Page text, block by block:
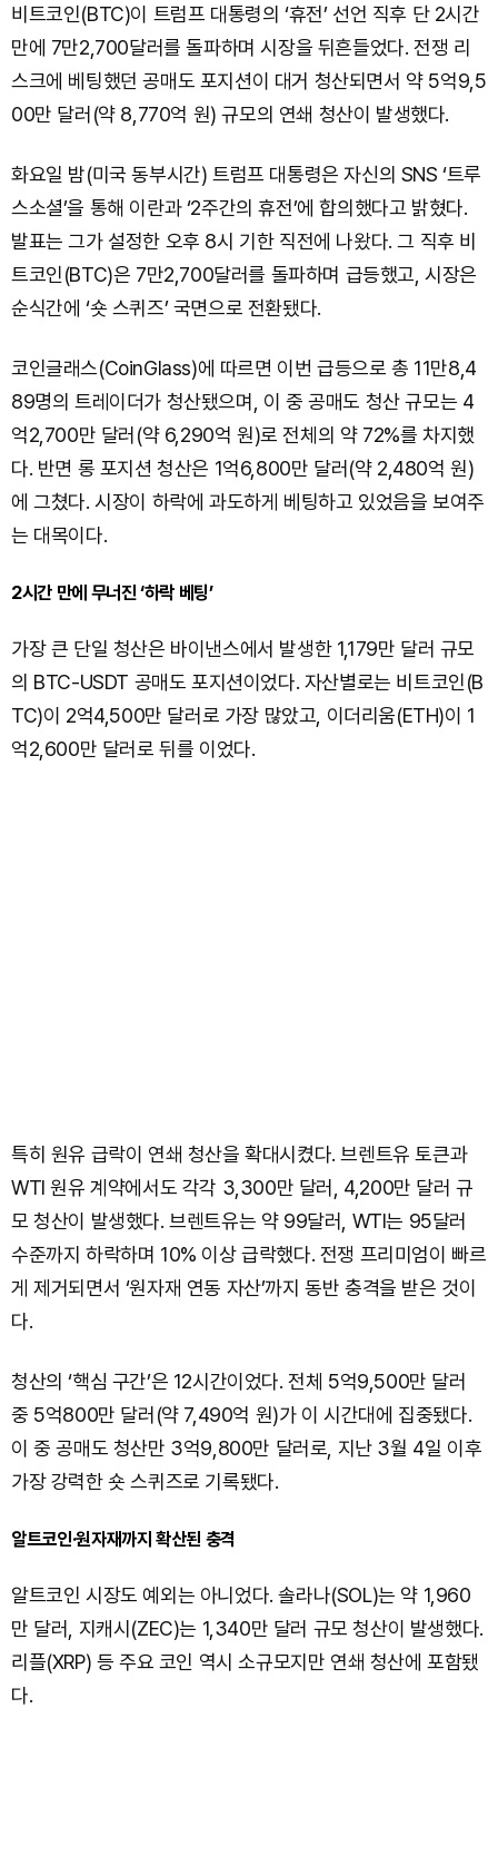
비트코인(BTC)이 트럼프 대통령의 ‘휴전’ 선언 직후 단 2시간
만에 7만2,700달러를 돌파하며 시장을 뒤흔들었다. 전쟁 리
스크에 베팅했던 공매도 포지션이 대거 청산되면서 약 5억9,5
00만 달러(약 8,770억 원) 규모의 연쇄 청산이 발생했다.
화요일 밤(미국 동부시간) 트럼프 대통령은 자신의 SNS ‘트루
스소셜’을 통해 이란과 ‘2주간의 휴전’에 합의했다고 밝혔다.
발표는 그가 설정한 오후 8시 기한 직전에 나왔다. 그 직후 비
트코인(BTC)은 7만2,700달러를 돌파하며 급등했고, 시장은
순식간에 ‘숏 스퀴즈’ 국면으로 전환됐다.
코인글래스(CoinGlass)에 따르면 이번 급등으로 총 11만8,4
89명의 트레이더가 청산됐으며, 이 중 공매도 청산 규모는 4
억2,700만 달러(약 6,290억 원)로 전체의 약 72%를 차지했
다. 반면 롱 포지션 청산은 1억6,800만 달러(약 2,480억 원)
에 그쳤다. 시장이 하락에 과도하게 베팅하고 있었음을 보여주
는 대목이다.
2시간 만에 무너진 ‘하락 베팅’
가장 큰 단일 청산은 바이낸스에서 발생한 1,179만 달러 규모
의 BTC-USDT 공매도 포지션이었다. 자산별로는 비트코인(B
TC)이 2억4,500만 달러로 가장 많았고, 이더리움(ETH)이 1
억2,600만 달러로 뒤를 이었다.
특히 원유 급락이 연쇄 청산을 확대시켰다. 브렌트유 토큰과
WTI 원유 계약에서도 각각 3,300만 달러, 4,200만 달러 규
모 청산이 발생했다. 브렌트유는 약 99달러, WTI는 95달러
수준까지 하락하며 10% 이상 급락했다. 전쟁 프리미엄이 빠르
게 제거되면서 ‘원자재 연동 자산’까지 동반 충격을 받은 것이
다.
청산의 ‘핵심 구간’은 12시간이었다. 전체 5억9,500만 달러
중 5억800만 달러(약 7,490억 원)가 이 시간대에 집중됐다.
이 중 공매도 청산만 3억9,800만 달러로, 지난 3월 4일 이후
가장 강력한 숏 스퀴즈로 기록됐다.
알트코인·원자재까지 확산된 충격
알트코인 시장도 예외는 아니었다. 솔라나(SOL)는 약 1,960
만 달러, 지캐시(ZEC)는 1,340만 달러 규모 청산이 발생했다.
리플(XRP) 등 주요 코인 역시 소규모지만 연쇄 청산에 포함됐
다.